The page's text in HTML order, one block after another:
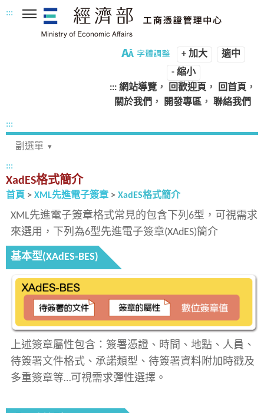
跳
+ 加大
適中
- 縮小
::: 網站導覽， 回歡迎頁 ， 回首頁 ，
關於我們 ， 開發專區， 聯絡我們
:::
:::
副選單
:::
XadES格式簡介
首頁 > XML先進電子簽章 > XadES格式簡介
XML先進電子簽章格式常見的包含下列6型，可視需求
來選用，下列為6型先進電子簽章(XAdES)簡介
基本型(XAdES-BES)
上述簽章屬性包含：簽署憑證、時間、地點、人員、
待簽署文件格式、承諾類型、待簽署資料附加時戳及
多重簽章等…可視需求彈性選擇。